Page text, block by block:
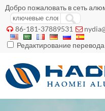
Добро пожаловать в сеть
 86-181-37889531 
Редактирование перевода